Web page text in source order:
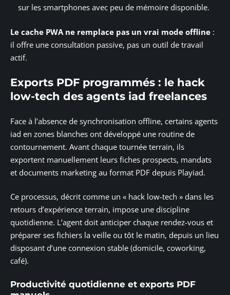
sur les smartphones avec peu de mémoire disponible.
Le cache PWA ne remplace pas un vrai mode offline :
il offre une consultation passive, pas un outil de travail
actif.
Exports PDF programmés : le hack
low-tech des agents iad freelances
Face à l’absence de synchronisation offline, certains agents
iad en zones blanches ont développé une routine de
contournement. Avant chaque tournée terrain, ils
exportent manuellement leurs fiches prospects, mandats
et documents marketing au format PDF depuis Playiad.
Ce processus, décrit comme un « hack low-tech » dans les
retours d’expérience terrain, impose une discipline
quotidienne. L’agent doit anticiper chaque rendez-vous et
préparer ses fichiers la veille ou tôt le matin, depuis un lieu
disposant d’une connexion stable (domicile, coworking,
café).
Productivité quotidienne et exports PDF